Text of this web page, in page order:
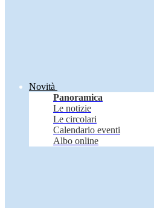
Novità
Panoramica
Le notizie
Le circolari
Calendario eventi
Albo online